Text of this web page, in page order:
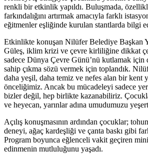
renkli bir etkinlik yapıldı. Buluşmada,
farkındalığını artırmak amacıyla farklı
eğitmenler eşliğinde kurulan stantlarda bilgi
Etkinlikte konuşan Nilüfer Belediye Başkan
Güleş, iklim krizi ve çevre kirliliğine dikkat
sadece Dünya Çevre Günü’nü kutlamak için
sahip çıkma sözü vermek için toplandık.
daha yeşil, daha temiz ve nefes alan bir kent
önceliğimiz. Ancak bu mücadeleyi sadece
bizler değil, hep birlikte kazanabiliriz.
ve heyecan, yarınlar adına umudumuzu
Açılış konuşmasının ardından çocuklar;
deneyi, ağaç kardeşliği ve çanta baskı gibi
Program boyunca eğlenceli vakit geçiren
edinmenin mutluluğunu yaşadı.